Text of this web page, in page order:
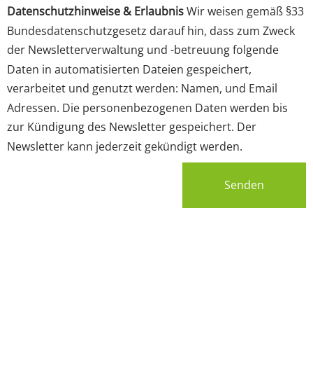
Datenschutzhinweise & ErlaubnisWir weisen gemäß §33
Bundesdatenschutzgesetz darauf hin, dass zum Zweck
der Newsletterverwaltung und -betreuung folgende
Daten in automatisierten Dateien gespeichert,
verarbeitet und genutzt werden: Namen, und Email
Adressen. Die personenbezogenen Daten werden bis
zur Kündigung des Newsletter gespeichert. Der
Newsletter kann jederzeit gekündigt werden.
Senden